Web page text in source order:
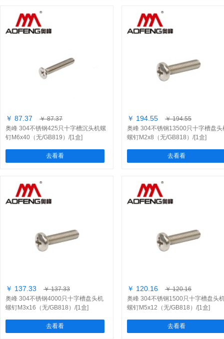
￥ 87.37
￥ 87.37
奥峰 304不锈钢425只十字槽沉头机螺
钉M6x40（无/GB819）/[1盒]
去看看
￥ 194.55
￥ 194.55
奥峰 304不锈钢13500只十字槽盘头
螺钉M2x8（无/GB818）/[1盒]
去看看
￥ 137.33
￥ 137.33
奥峰 304不锈钢4000只十字槽盘头机
螺钉M3x16（无/GB818）/[1盒]
去看看
￥ 120.16
￥ 120.16
奥峰 304不锈钢1500只十字槽盘头
螺钉M5x12（无/GB818）/[1盒]
去看看